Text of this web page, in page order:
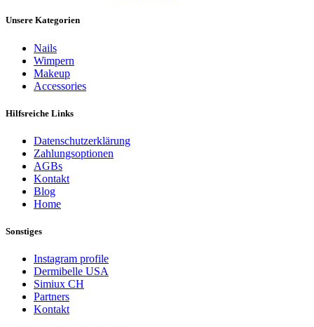
Unsere Kategorien
Nails
Wimpern
Makeup
Accessories
Hilfsreiche Links
Datenschutzerklärung
Zahlungsoptionen
AGBs
Kontakt
Blog
Home
Sonstiges
Instagram profile
Dermibelle USA
Simiux CH
Partners
Kontakt